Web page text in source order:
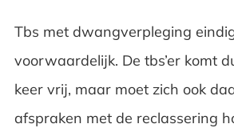
Tbs met dwangverpleging
voorwaardelijk. De tbs’er komt
keer vrij, maar moet zich ook
afspraken met de reclassering